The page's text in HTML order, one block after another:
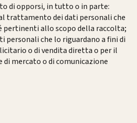
di opporsi, in tutto o in parte:
trattamento dei dati personali che
pertinenti allo scopo della raccolta;
che lo riguardano a fini di
o di vendita diretta o per il
mercato o di comunicazione